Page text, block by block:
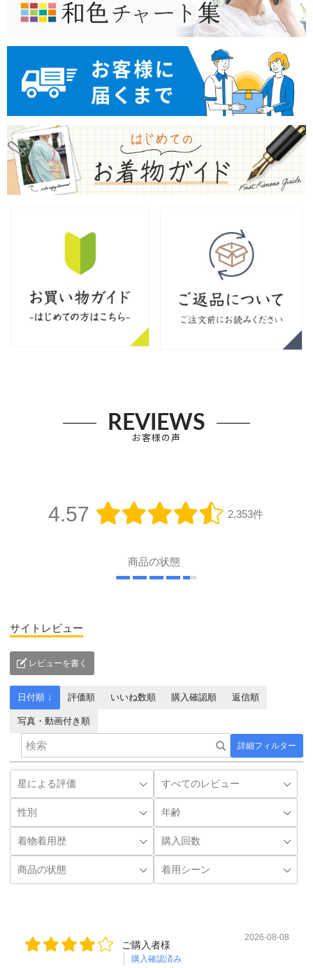
REVIEWS
お客様の声
4.57 2,353件
商品の状態
サイトレビュー
レビューを書く
詳細フィルター
日付順 ↓ 評価順 いいね数順 購入確認順 返信順
写真・動画付き順
ご購入者様
購入確認済み
2026-08-08